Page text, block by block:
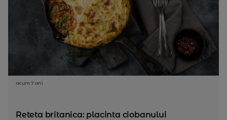
acum 7 ani
Reteta britanica: placinta ciobanului